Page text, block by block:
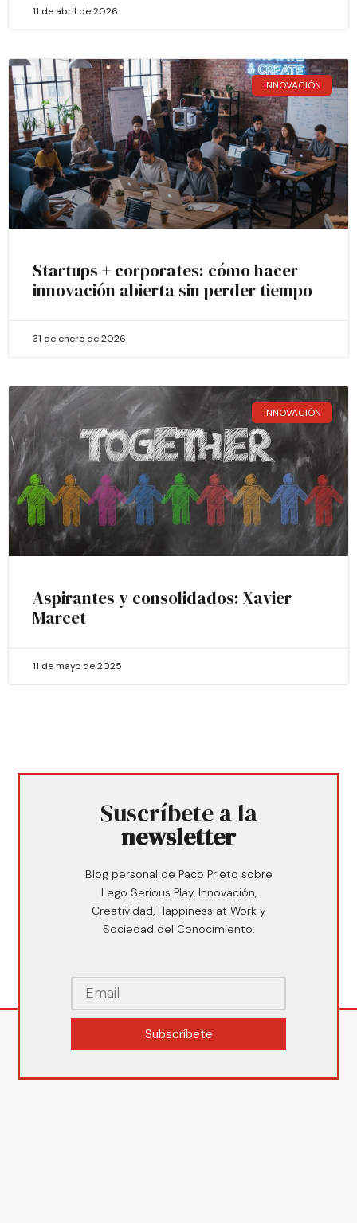
11 de abril de 2026
INNOVACIÓN
Startups + corporates: cómo hacer
innovación abierta sin perder tiempo
31 de enero de 2026
INNOVACIÓN
Aspirantes y consolidados: Xavier
Marcet
11 de mayo de 2025
Suscríbete a la
newsletter
Blog personal de Paco Prieto sobre
Lego Serious Play, Innovación,
Creatividad, Happiness at Work y
Sociedad del Conocimiento.
Subscríbete